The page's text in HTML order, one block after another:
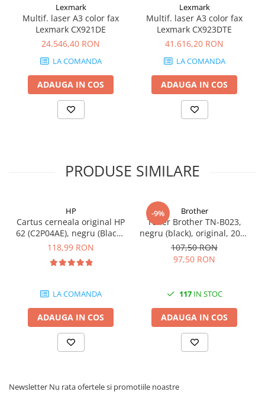
Placi video profesionale
SSD-uri externe
Hard disk-uri externe
Card reader
Placi captura
Adaptoare PCI / PCIe
Periferice PC
Kit mouse si tastatura
Alte periferice
Accesorii PC
Retelistica
Switch-uri
Access Point-uri
Cabluri retea
Sisteme Mesh WiFi
Lexmark
Multif. laser A3 color fax
Lexmark CX921DE
24.546,40 RON
LA COMANDA
ADAUGA IN COS
Lexmark
Multif. laser A3 color fax
Lexmark CX923DTE
41.616,20 RON
LA COMANDA
ADAUGA IN COS
PRODUSE SIMILARE
HP
Cartus cerneala original HP
62 (C2P04AE), negru (Black),
200 pagini
118,99 RON
LA COMANDA
ADAUGA IN COS
-9% Brother
Toner Brother TN-B023,
negru (black), original, 2000
pagini
107,50 RON
97,50 RON
117IN STOC
ADAUGA IN COS
Newsletter Nu rata ofertele si promotiile noastre